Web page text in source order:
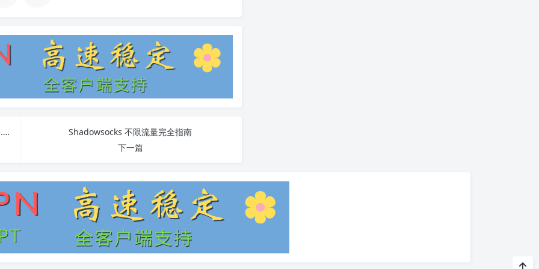
GitHub v2ray v2ray-core Release Install-release.sh安装教程
Shadowsocks 不限流量完全指南
下一篇